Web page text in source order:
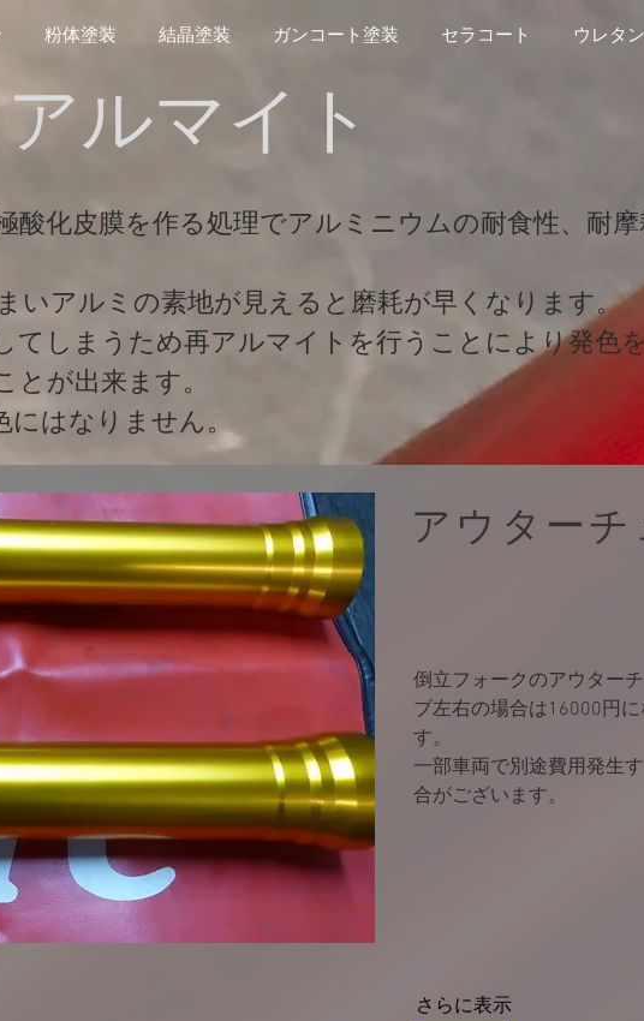
粉体塗装 結晶塗装 ガンコート塗装 セラコート ウレタ
​アルマイト
酸化皮膜を作る処理でアルミニウムの耐食性、耐摩
いアルミの素地が見えると磨耗が早くなります。
てしまうため再アルマイトを行うことにより発色を
が出来ます。
にはなりません。
アウターチ
倒立フォークのアウター
ブ左右の場合は16000円に
す。
一部車両で別途費用発生
合がございます。
さらに表示